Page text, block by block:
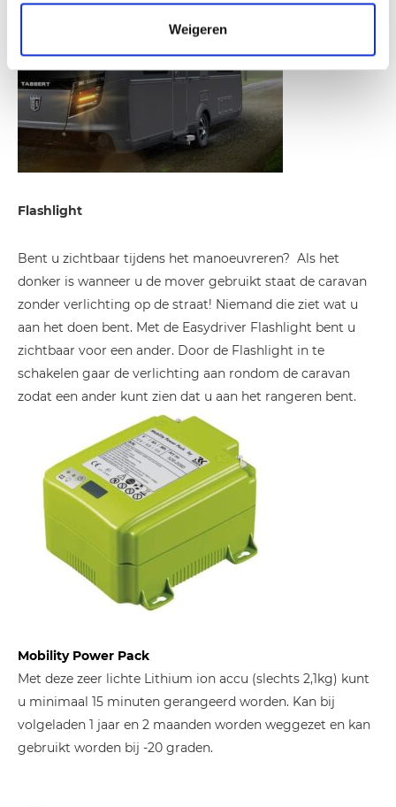
Weigeren
Flashlight
Bent u zichtbaar tijdens het manoeuvreren? Als het
donker is wanneer u de mover gebruikt staat de caravan
zonder verlichting op de straat! Niemand die ziet wat u
aan het doen bent. Met de Easydriver Flashlight bent u
zichtbaar voor een ander. Door de Flashlight in te
schakelen gaar de verlichting aan rondom de caravan
zodat een ander kunt zien dat u aan het rangeren bent.
Mobility Power Pack
Met deze zeer lichte Lithium ion accu (slechts 2,1kg) kunt
u minimaal 15 minuten gerangeerd worden. Kan bij
volgeladen 1 jaar en 2 maanden worden weggezet en kan
gebruikt worden bij -20 graden.